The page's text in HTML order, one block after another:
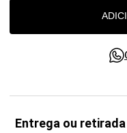
Entrega ou